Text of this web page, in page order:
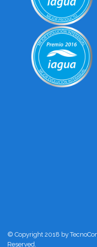
© Copyright 2018 by
Reserved.